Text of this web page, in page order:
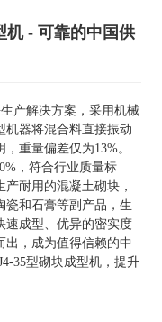
机 - 可靠的中国供
产解决方案，采用机械
机器将混合料直接振动
重量偏差仅为13%。
，符合行业质量标
耐用的混凝土砌块，
瓷和石膏等副产品，生
速成型、优异的密实度
出，成为值得信赖的中
35型砌块成型机，提升